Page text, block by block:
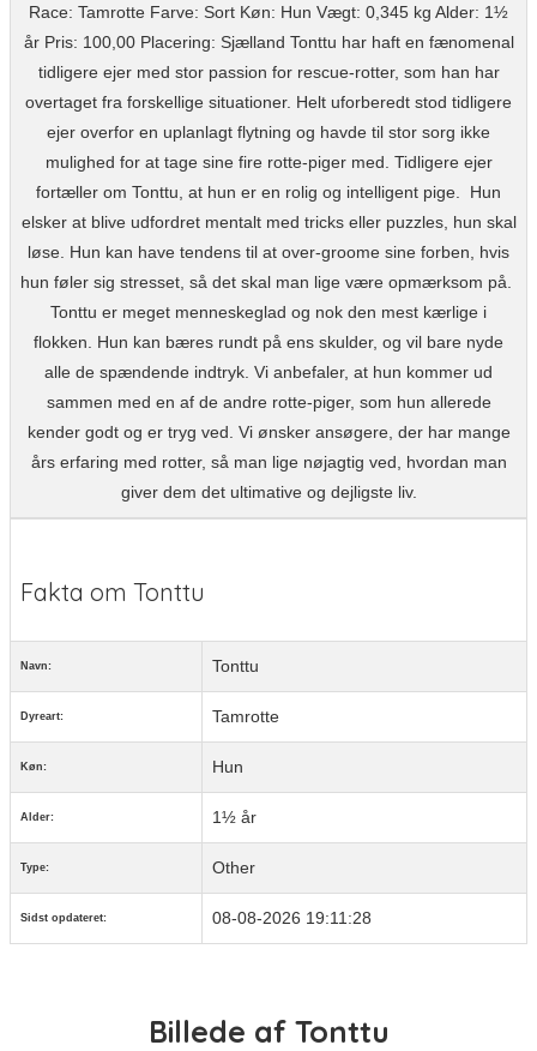
Race: Tamrotte Farve: Sort Køn: Hun Vægt: 0,345 kg Alder: 1½
år Pris: 100,00 Placering: Sjælland Tonttu har haft en fænomenal
tidligere ejer med stor passion for rescue-rotter, som han har
overtaget fra forskellige situationer. Helt uforberedt stod tidligere
ejer overfor en uplanlagt flytning og havde til stor sorg ikke
mulighed for at tage sine fire rotte-piger med. Tidligere ejer
fortæller om Tonttu, at hun er en rolig og intelligent pige. Hun
elsker at blive udfordret mentalt med tricks eller puzzles, hun skal
løse. Hun kan have tendens til at over-groome sine forben, hvis
hun føler sig stresset, så det skal man lige være opmærksom på.
Tonttu er meget menneskeglad og nok den mest kærlige i
flokken. Hun kan bæres rundt på ens skulder, og vil bare nyde
alle de spændende indtryk. Vi anbefaler, at hun kommer ud
sammen med en af de andre rotte-piger, som hun allerede
kender godt og er tryg ved. Vi ønsker ansøgere, der har mange
års erfaring med rotter, så man lige nøjagtig ved, hvordan man
giver dem det ultimative og dejligste liv.
Fakta om Tonttu
Navn: Tonttu
Dyreart: Tamrotte
Køn: Hun
Alder: 1½ år
Type: Other
Sidst opdateret: 08-08-2026 19:11:28
Billede af Tonttu